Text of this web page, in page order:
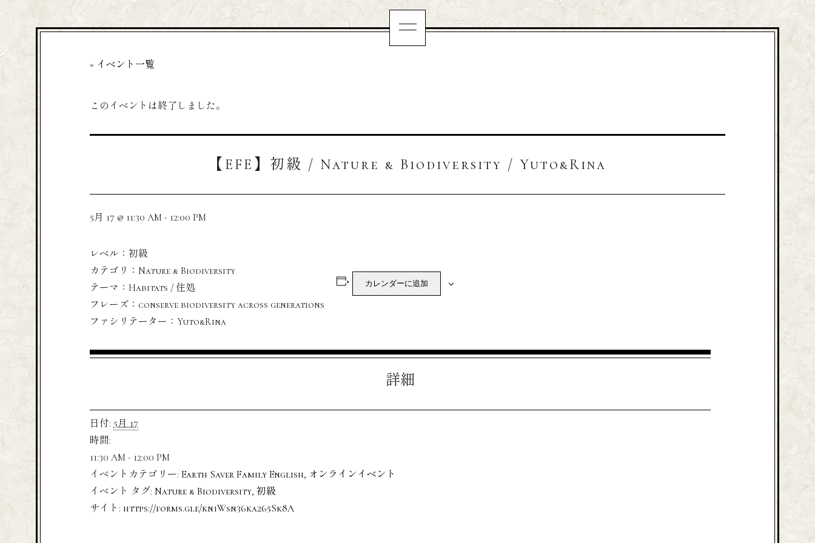
« イベント一覧
このイベントは終了しました。
【EFE】初級 / Nature & Biodiversity / Yuto&Rina
5月 17 @ 11:30 AM - 12:00 PM
レベル：初級
カテゴリ：Nature & Biodiversity
テーマ：Habitats / 住処
フレーズ：conserve biodiversity across generations
ファシリテーター：Yuto&Rina
カレンダーに追加
詳細
日付: 5月 17
時間:
11:30 AM - 12:00 PM
イベントカテゴリー: Earth Saver Family English, オンラインイベント
イベント タグ: Nature & Biodiversity, 初級
サイト: https://forms.gle/kn1Wsn36ka265Sk8A